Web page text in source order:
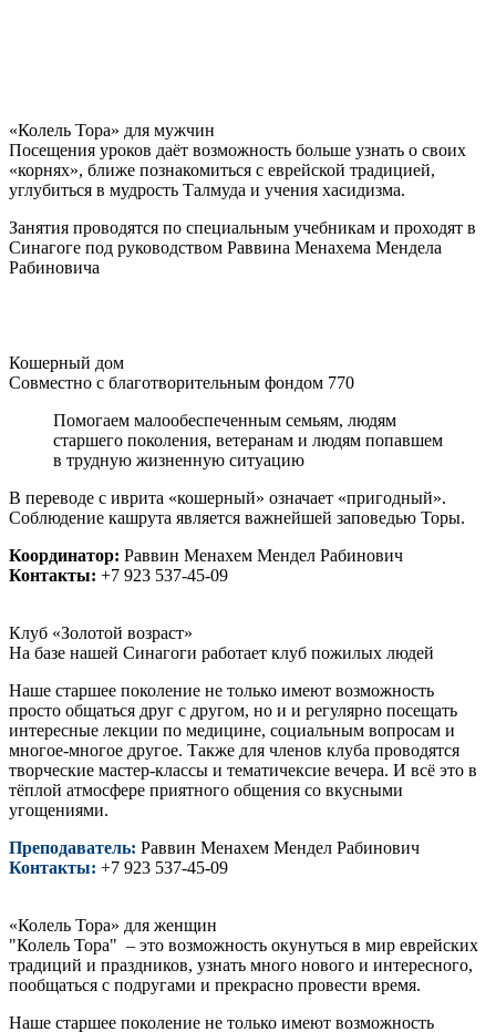
«Колель Тора» для мужчин
Посещения уроков даёт возможность больше узнать о своих
«корнях», ближе познакомиться с еврейской традицией,
углубиться в мудрость Талмуда и учения хасидизма.
Занятия проводятся по специальным учебникам и проходят в
Синагоге под руководством Раввина Менахема Мендела
Рабиновича
Кошерный дом
Совместно с благотворительным фондом 770
Помогаем малообеспеченным семьям, людям
старшего поколения, ветеранам и людям попавшем
в трудную жизненную ситуацию
В переводе с иврита «кошерный» означает «пригодный».
Соблюдение кашрута является важнейшей заповедью Торы.
Координатор: Раввин Менахем Мендел Рабинович
Контакты: +7 923 537-45-09
Клуб «Золотой возраст»
На базе нашей Синагоги работает клуб пожилых людей
Наше старшее поколение не только имеют возможность
просто общаться друг с другом, но и и регулярно посещать
интересные лекции по медицине, социальным вопросам и
многое-многое другое. Также для членов клуба проводятся
творческие мастер-классы и тематичексие вечера. И всё это в
тёплой атмосфере приятного общения со вкусными
угощениями.
Преподаватель: Раввин Менахем Мендел Рабинович
Контакты: +7 923 537-45-09
«Колель Тора» для женщин
"Колель Тора" – это возможность окунуться в мир еврейских
традиций и праздников, узнать много нового и интересного,
пообщаться с подругами и прекрасно провести время.
Наше старшее поколение не только имеют возможность